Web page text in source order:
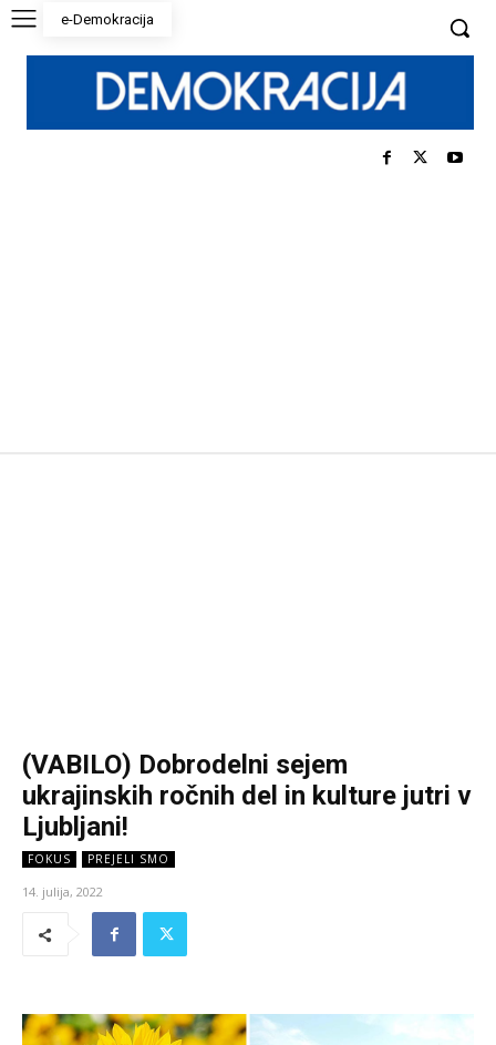
e-Demokracija
(VABILO) Dobrodelni sejem
ukrajinskih ročnih del in kulture jutri v
Ljubljani!
FOKUS PREJELI SMO
14. julija, 2022